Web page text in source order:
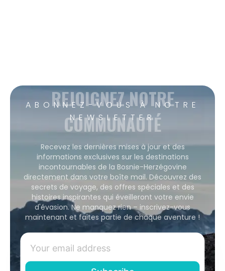
ABONNEZ-VOUS À NOTRE
NEWSLETTER
REJOIGNEZ NOTRE
COMMUNAUTÉ
Recevez les dernières mises à jour et des
informations exclusives sur les destinations
incontournables de la Bosnie-Herzégovine
directement dans votre boîte mail. Découvrez des
secrets de voyage, des offres spéciales et des
histoires inspirantes qui éveilleront votre envie
d'évasion. Ne manquez rien – inscrivez-vous
maintenant et faites partie de chaque aventure !